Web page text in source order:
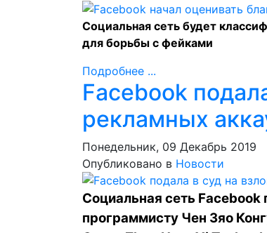
Социальная сеть будет
для борьбы с фейками
Подробнее ...
Facebook
рекламных
Понедельник, 09 Декабрь 2019
Опубликовано в Новости
Социальная сеть
программисту Чен Зяо